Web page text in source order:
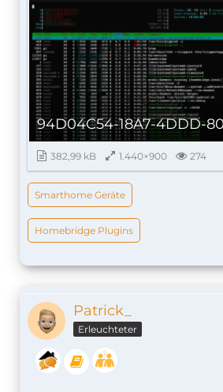
382,99 kB 1.440×900 274
Smarthome Geräte
Homebridge Plugins
Patrick_
Erleuchteter